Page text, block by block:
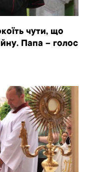
чути, що
Папа – голос